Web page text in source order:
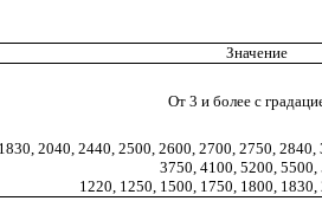
Значение
От 3 и более с
1830, 2040, 2440, 2500, 2600, 2700, 2750,
3750, 4100, 5200, 5500,
1220, 1250, 1500, 1750, 1800,